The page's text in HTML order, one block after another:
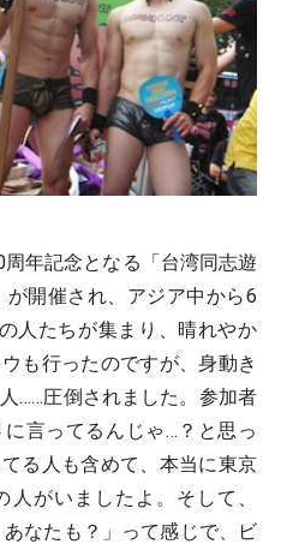
年記念となる「台湾同志遊
が開催され、アジア中から6
人たちが集まり、晴れやか
も行ったのですが、身動き
……圧倒されました。参加者
言ってるんじゃ…？と思っ
る人も含めて、本当に東京
人がいましたよ。そして、
あなたも？」って感じで、ビ